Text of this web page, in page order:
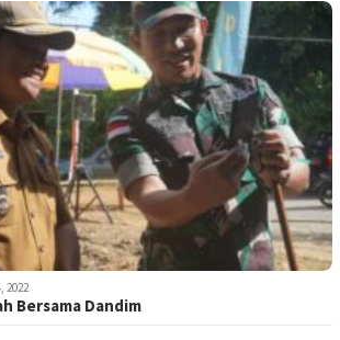
2022
Bersama Dandim